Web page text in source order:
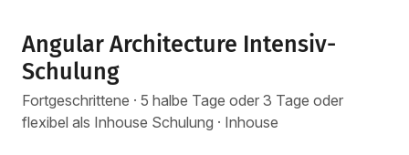
Angular Architecture Intensiv-
Schulung
Fortgeschrittene · 5 halbe Tage oder 3 Tage oder
flexibel als Inhouse Schulung · Inhouse